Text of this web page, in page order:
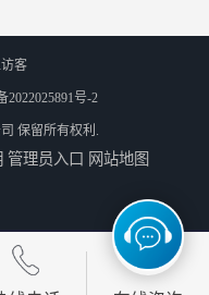
客
2022025891号-2
保留所有权利.
管理员入口 网站地图